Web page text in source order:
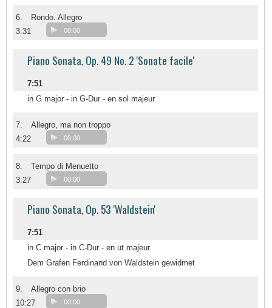
6.
Rondo. Allegro
3:31
00:00
Piano Sonata, Op. 49 No. 2 'Sonate facile'
7:51
in G major - in G-Dur - en sol majeur
7.
Allegro, ma non troppo
4:22
00:00
8.
Tempo di Menuetto
3:27
00:00
Piano Sonata, Op. 53 'Waldstein'
7:51
in C major - in C-Dur - en ut majeur
Dem Grafen Ferdinand von Waldstein gewidmet
9.
Allegro con brio
10:27
00:00